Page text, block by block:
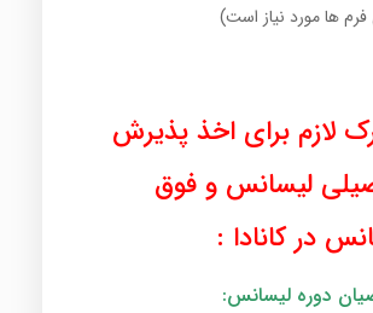
ها مورد نیاز است)
لازم برای اخذ پذیرش
لیسانس و فوق
در کانادا :
دوره لیسانس: